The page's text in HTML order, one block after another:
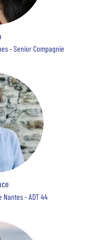
- Senior Compagnie
Nantes - ADT 44